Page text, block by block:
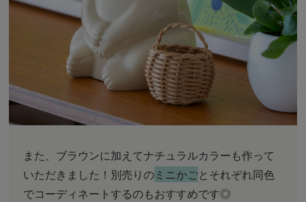
また、ブラウンに加えてナチュラルカラーも作って
いただきました！別売りのミニかごとそれぞれ同色
でコーディネートするのもおすすめです◎